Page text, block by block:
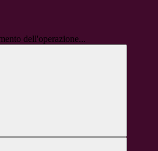
dell'operazione...